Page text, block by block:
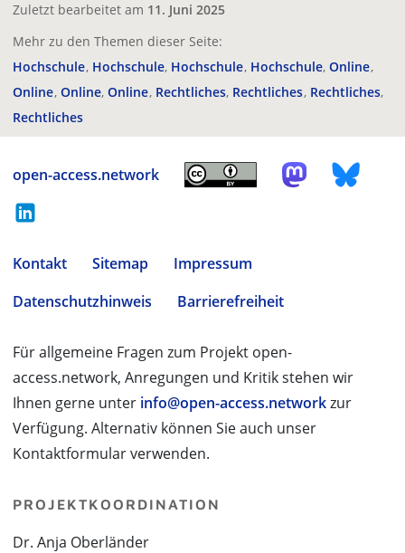
Zuletzt bearbeitet am 11. Juni 2025
Mehr zu den Themen dieser Seite:
Hochschule Hochschule Hochschule Hochschule Online
Online Online Online Rechtliches Rechtliches Rechtliches
Rechtliches
open-access.network
Kontakt Sitemap
Impressum
Datenschutzhinweis
Barrierefreiheit
Für allgemeine Fragen zum Projekt open-
access.network, Anregungen und Kritik stehen wir
Ihnen gerne unter info@open-access.networkzur
Verfügung. Alternativ können Sie auch unser
Kontaktformular verwenden.
PROJEKTKOORDINATION
Dr. Anja Oberländer